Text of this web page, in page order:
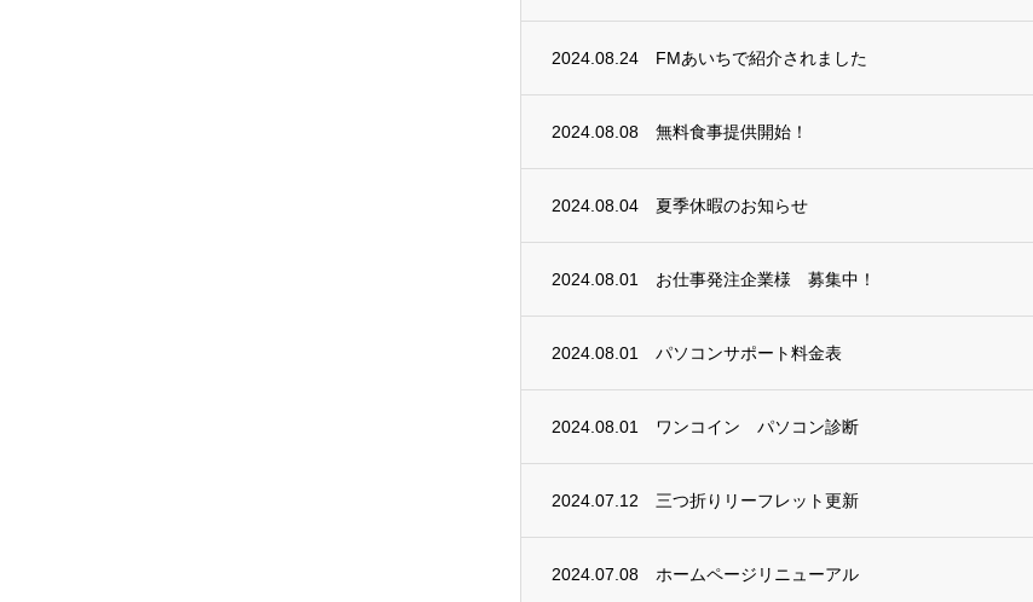
2024.08.24 FMあいちで紹介されました
2024.08.08 無料食事提供開始！
2024.08.04 夏季休暇のお知らせ
2024.08.01 お仕事発注企業様 募集中！
2024.08.01 パソコンサポート料金表
2024.08.01 ワンコイン パソコン診断
2024.07.12 三つ折りリーフレット更新
2024.07.08 ホームページリニューアル